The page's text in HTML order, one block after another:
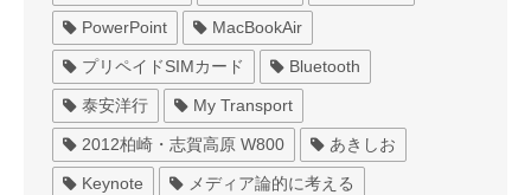
PowerPoint MacBookAir
プリペイドSIMカード Bluetooth
泰安洋行 My Transport
2012柏崎・志賀高原 W800 あきしお
Keynote メディア論的に考える